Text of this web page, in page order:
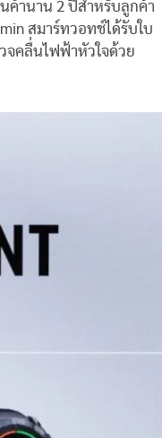
ค้านาน 2 ปีสำหรับลูกค้า
สมาร์ทวอทช์ได้รับใบ
จคลื่นไฟฟ้าหัวใจด้วย